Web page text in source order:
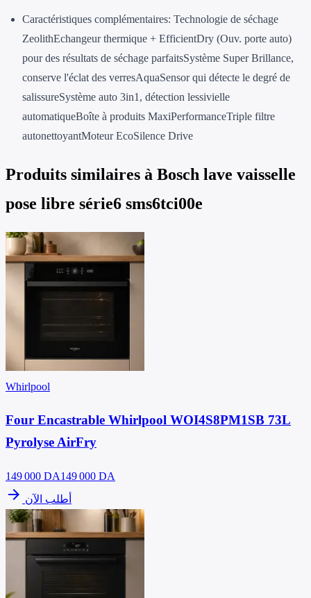
Caractéristiques complémentaires: Technologie de séchage
ZeolithEchangeur thermique + EfficientDry (Ouv. porte auto)
pour des résultats de séchage parfaitsSystème Super Brillance,
conserve l'éclat des verresAquaSensor qui détecte le degré de
salissureSystème auto 3in1, détection lessivielle
automatiqueBoîte à produits MaxiPerformanceTriple filtre
autonettoyantMoteur EcoSilence Drive
Produits similaires à Bosch lave vaisselle
pose libre série6 sms6tci00e
Whirlpool
Four Encastrable Whirlpool WOI4S8PM1SB 73L
Pyrolyse AirFry
149 000 DA149 000 DA
arrow_forward أطلب الآن